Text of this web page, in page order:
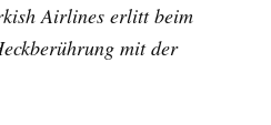
Airlines erlitt beim
mit der